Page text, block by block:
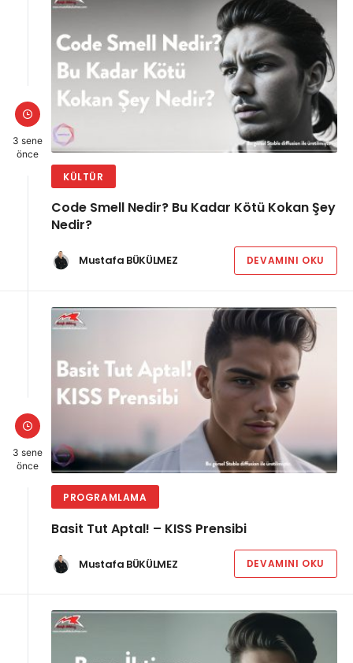
3 sene
önce
KÜLTÜR
Code Smell Nedir? Bu Kadar Kötü Kokan Şey
Nedir?
Mustafa BÜKÜLMEZ DEVAMINI OKU
3 sene
önce
PROGRAMLAMA
Basit Tut Aptal! – KISS Prensibi
Mustafa BÜKÜLMEZ DEVAMINI OKU